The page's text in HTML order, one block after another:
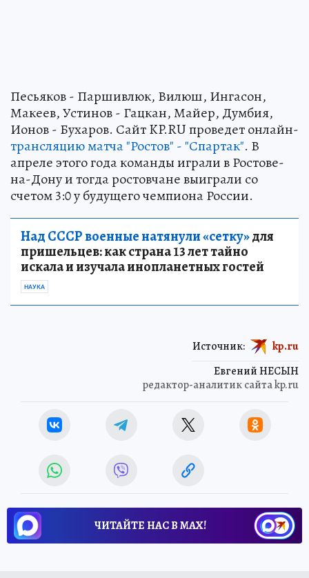
Песьяков - Паршивлюк, Вилюш, Ингасон,
Макеев, Устинов - Гацкан, Майер, Думбия,
Ионов - Бухаров. Сайт KP.RU проведет онлайн-
трансляцию матча "Ростов" - "Спартак". В
апреле этого года команды играли в Ростове-
на-Дону и тогда ростовчане выиграли со
счетом 3:0 у будущего чемпиона России.
Над СССР военные натянули «сетку»для
пришельцев: как страна 13 лет тайно
искала и изучала инопланетных гостей
НАУКА
Евгений НЕСЫН
редактор-аналитик сайта kp.ru
Источник: kp.ru
ЧИТАЙТЕ НАС В МАХ!